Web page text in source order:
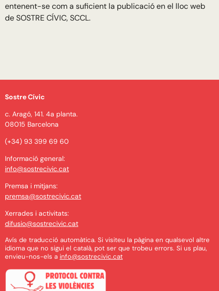
entenent-se com a suficient la publicació en el lloc web
de SOSTRE CÍVIC, SCCL.
Sostre Cívic
c. Aragó, 141. 4a planta.
08015 Barcelona
(+34) 93 399 69 60
Informació general:
info@sostrecivic.cat
Premsa i mitjans:
premsa@sostrecivic.cat
Xerrades i activitats:
difusio@sostrecivic.cat
Avís de traducció automàtica. Si visiteu la pàgina en qualsevol altre
idioma que no sigui el català, pot ser que trobeu errors. Si us plau,
envieu-nos-els a info@sostrecivic.cat